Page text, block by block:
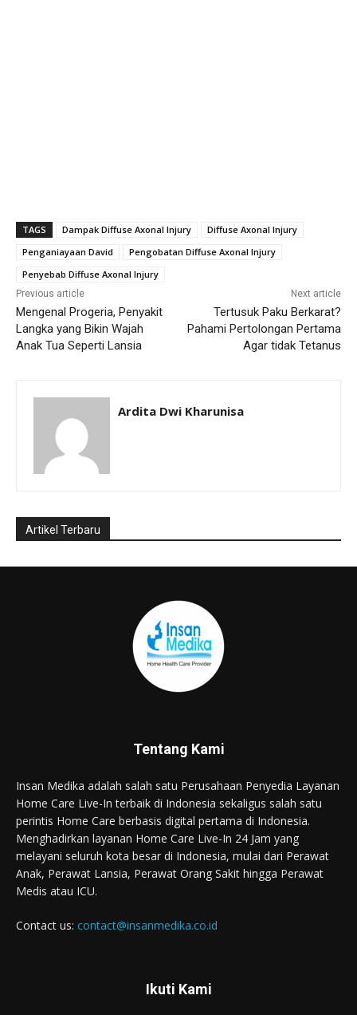
Tentang Kami
Insan Medika adalah salah satu Perusahaan Penyedia Layanan
Home Care Live-In terbaik di Indonesia sekaligus salah satu
perintis Home Care berbasis digital pertama di Indonesia.
Menghadirkan layanan Home Care Live-In 24 Jam yang
melayani seluruh kota besar di Indonesia, mulai dari Perawat
Anak, Perawat Lansia, Perawat Orang Sakit hingga Perawat
Medis atau ICU.
Contact us: contact@insanmedika.co.id
Ikuti Kami